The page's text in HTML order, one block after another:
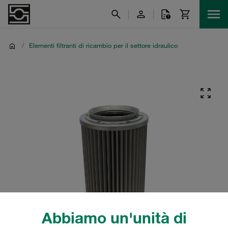
Abbiamo un'unità di
/ Elementi filtranti di ricambio per il settore idraulico